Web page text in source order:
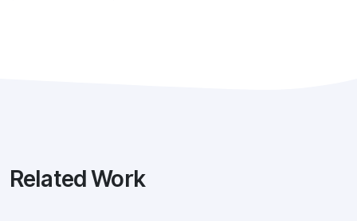
Related Work